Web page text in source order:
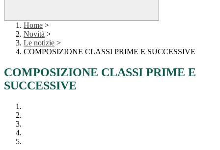
Home >
Novità >
Le notizie >
COMPOSIZIONE CLASSI PRIME E SUCCESSIVE
COMPOSIZIONE CLASSI PRIME E
SUCCESSIVE